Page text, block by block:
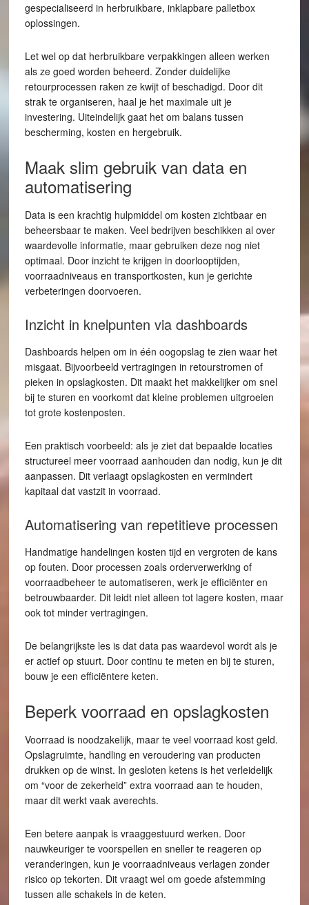
gespecialiseerd in herbruikbare, inklapbare palletbox
oplossingen.
Let wel op dat herbruikbare verpakkingen alleen werken
als ze goed worden beheerd. Zonder duidelijke
retourprocessen raken ze kwijt of beschadigd. Door dit
strak te organiseren, haal je het maximale uit je
investering. Uiteindelijk gaat het om balans tussen
bescherming, kosten en hergebruik.
Maak slim gebruik van data en
automatisering
Data is een krachtig hulpmiddel om kosten zichtbaar en
beheersbaar te maken. Veel bedrijven beschikken al over
waardevolle informatie, maar gebruiken deze nog niet
optimaal. Door inzicht te krijgen in doorlooptijden,
voorraadniveaus en transportkosten, kun je gerichte
verbeteringen doorvoeren.
Inzicht in knelpunten via dashboards
Dashboards helpen om in één oogopslag te zien waar het
misgaat. Bijvoorbeeld vertragingen in retourstromen of
pieken in opslagkosten. Dit maakt het makkelijker om snel
bij te sturen en voorkomt dat kleine problemen uitgroeien
tot grote kostenposten.
Een praktisch voorbeeld: als je ziet dat bepaalde locaties
structureel meer voorraad aanhouden dan nodig, kun je dit
aanpassen. Dit verlaagt opslagkosten en vermindert
kapitaal dat vastzit in voorraad.
Automatisering van repetitieve processen
Handmatige handelingen kosten tijd en vergroten de kans
op fouten. Door processen zoals orderverwerking of
voorraadbeheer te automatiseren, werk je efficiënter en
betrouwbaarder. Dit leidt niet alleen tot lagere kosten, maar
ook tot minder vertragingen.
De belangrijkste les is dat data pas waardevol wordt als je
er actief op stuurt. Door continu te meten en bij te sturen,
bouw je een efficiëntere keten.
Beperk voorraad en opslagkosten
Voorraad is noodzakelijk, maar te veel voorraad kost geld.
Opslagruimte, handling en veroudering van producten
drukken op de winst. In gesloten ketens is het verleidelijk
om “voor de zekerheid” extra voorraad aan te houden,
maar dit werkt vaak averechts.
Een betere aanpak is vraaggestuurd werken. Door
nauwkeuriger te voorspellen en sneller te reageren op
veranderingen, kun je voorraadniveaus verlagen zonder
risico op tekorten. Dit vraagt wel om goede afstemming
tussen alle schakels in de keten.